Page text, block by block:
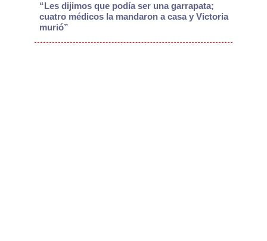
“Les dijimos que podía ser una garrapata;
cuatro médicos la mandaron a casa y Victoria
murió”